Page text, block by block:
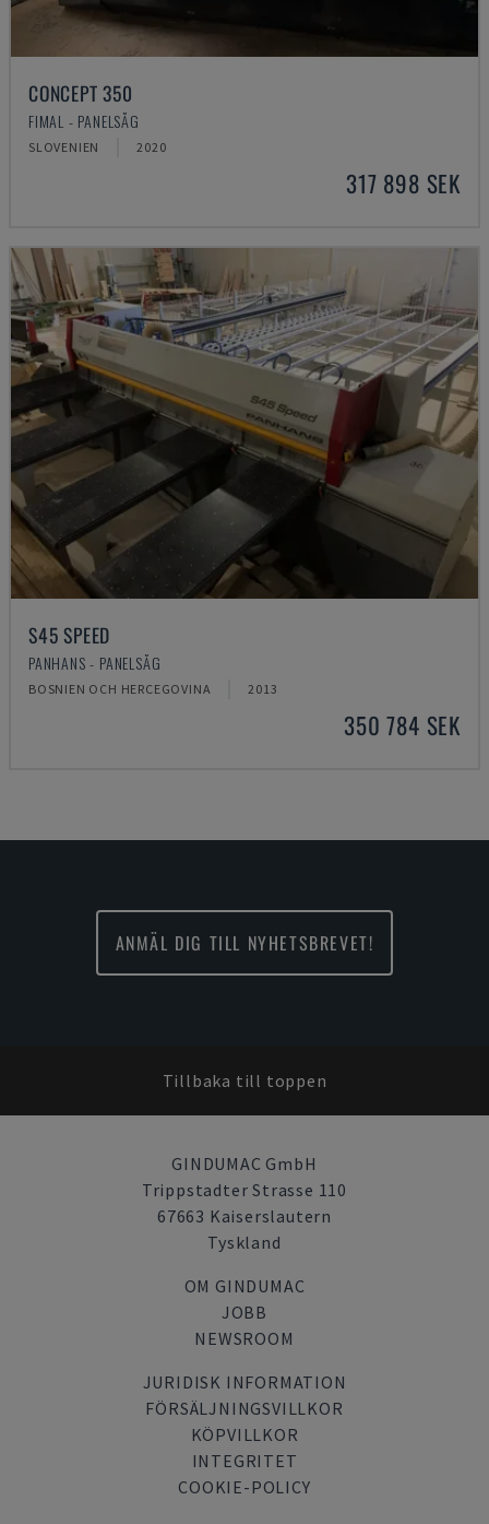
CONCEPT 350
FIMAL - PANELSÅG
SLOVENIEN 2020
317 898 SEK
S45 SPEED
PANHANS - PANELSÅG
BOSNIEN OCH HERCEGOVINA 2013
350 784 SEK
ANMÄL DIG TILL NYHETSBREVET!
Tillbaka till toppen
GINDUMAC GmbH
Trippstadter Strasse 110
67663 Kaiserslautern
Tyskland
OM GINDUMAC
JOBB
NEWSROOM
JURIDISK INFORMATION
FÖRSÄLJNINGSVILLKOR
KÖPVILLKOR
INTEGRITET
COOKIE-POLICY